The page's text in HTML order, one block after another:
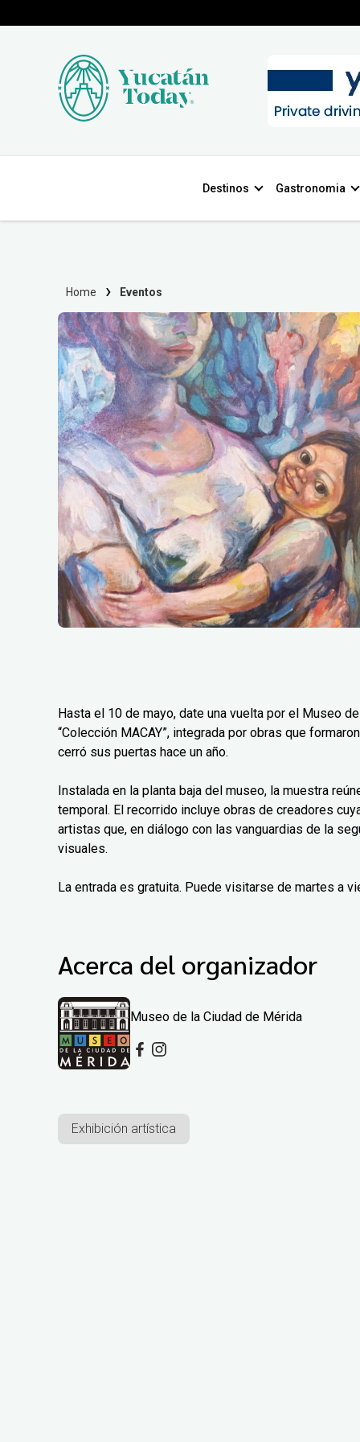
Destinos Gastronomia
Home Eventos
Hasta el 10 de mayo, date una vuelta por el Museo
“Colección MACAY”, integrada por obras que
cerró sus puertas hace un año.
Instalada en la planta baja del museo, la muestra
temporal. El recorrido incluye obras de creadores
artistas que, en diálogo con las vanguardias de la
visuales.
La entrada es gratuita. Puede visitarse de martes a
Acerca del organizador
Museo de la Ciudad de Mérida
Exhibición artística